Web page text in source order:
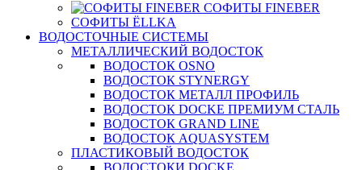
СОФИТЫ FINEBER
СОФИТЫ ЁLLKA
ВОДОСТОЧНЫЕ СИСТЕМЫ
МЕТАЛЛИЧЕСКИЙ ВОДОСТОК
ВОДОСТОК OSNO
ВОДОСТОК STYNERGY
ВОДОСТОК МЕТАЛЛ ПРОФИЛЬ
ВОДОСТОК DOCKE ПРЕМИУМ СТАЛЬ
ВОДОСТОК GRAND LINE
ВОДОСТОК AQUASYSTEM
ПЛАСТИКОВЫЙ ВОДОСТОК
ВОДОСТОКИ DOCKE